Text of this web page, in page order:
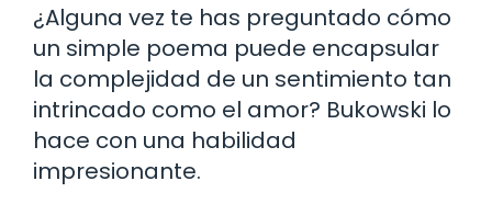
¿Alguna vez te has preguntado cómo
un simple poema puede encapsular
la complejidad de un sentimiento tan
intrincado como el amor? Bukowski lo
hace con una habilidad
impresionante.